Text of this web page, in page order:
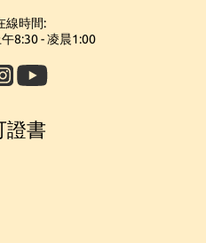
線時間:
8:30 - 凌晨1:00
證書